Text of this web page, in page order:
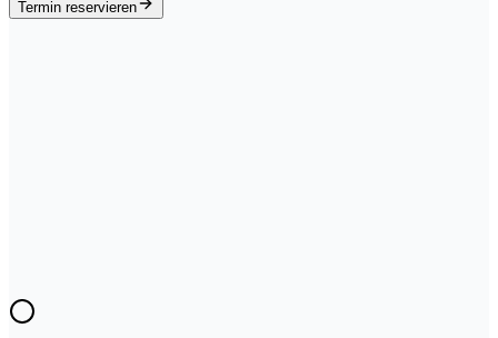
Termin reservieren